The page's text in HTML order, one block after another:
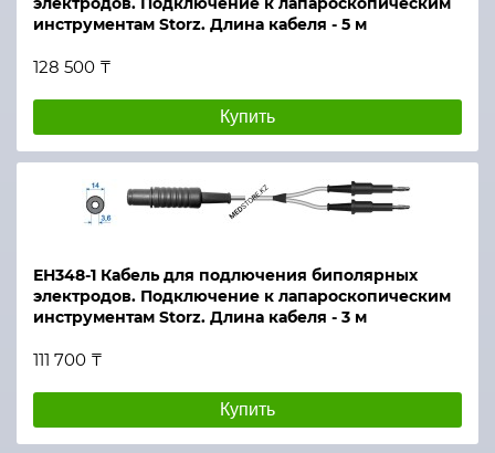
инструментам Storz. Длина кабеля - 5 м
128 500 ₸
Купить
ЕН348-1 Кабель для подлючения биполярных
электродов. Подключение к лапароскопическим
инструментам Storz. Длина кабеля - 3 м
111 700 ₸
Купить